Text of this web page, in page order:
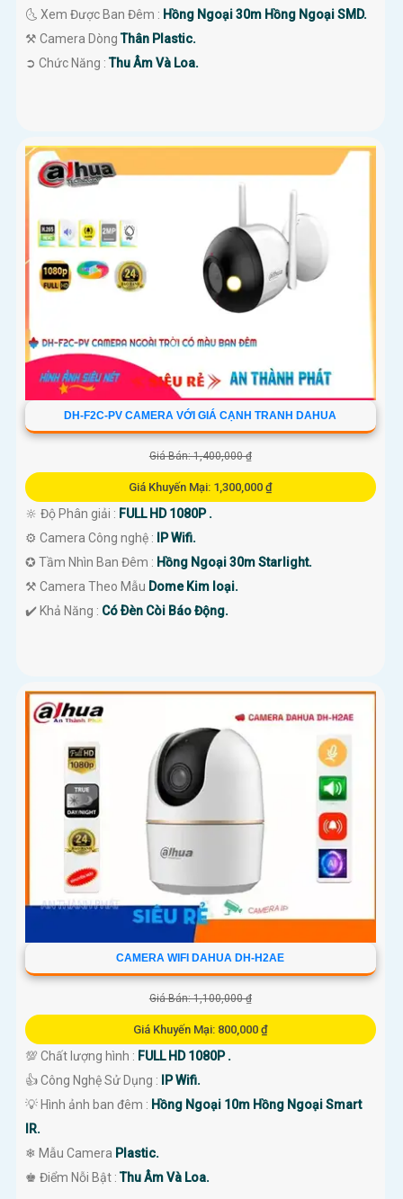
🌜 Xem Được Ban Đêm : Hồng Ngoại 30m Hồng Ngoại SMD.
⚒ Camera DòngThân Plastic.
️➲ Chức Năng :Thu Âm Và Loa.
DH-F2C-PV CAMERA VỚI GIÁ CẠNH TRANH DAHUA
Giá Bán: 1,400,000 ₫
Giá Khuyến Mại: 1,300,000 ₫
🔆 Độ Phân giải : FULL HD 1080P .
⚙ Camera Công nghệ :
IP Wifi.
✪ Tầm Nhìn Ban Đêm : Hồng Ngoại 30m Starlight.
⚒ Camera Theo Mẫu Dome Kim loại.
️✔️ Khả Năng : Có Ðèn Còi Báo Động.
CAMERA WIFI DAHUA DH-H2AE
Giá Bán: 1,100,000 ₫
Giá Khuyến Mại: 800,000 ₫
💯 Chất lượng hình : FULL HD 1080P .
👍 Công Nghệ Sử Dụng :
IP Wifi.
💡 Hình ảnh ban đêm : Hồng Ngoại 10m Hồng Ngoại Smart
IR.
❄ Mẫu Camera Plastic.
️♚ Điểm Nỗi Bật :Thu Âm Và Loa.